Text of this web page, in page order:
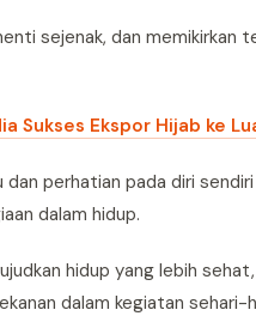
sejenak, dan
Sukses Ekspor Hijab ke
perhatian pada diri
dalam hidup.
hidup yang lebih
dalam kegiatan